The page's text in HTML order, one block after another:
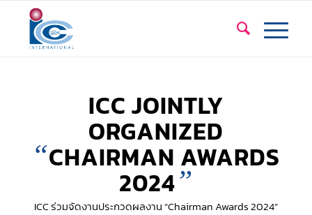
ICC JOINTLY
ORGANIZED
“CHAIRMAN AWARDS
2024”
ICC ร่วมจัดงานประกวดผลงาน “Chairman Awards 2024”